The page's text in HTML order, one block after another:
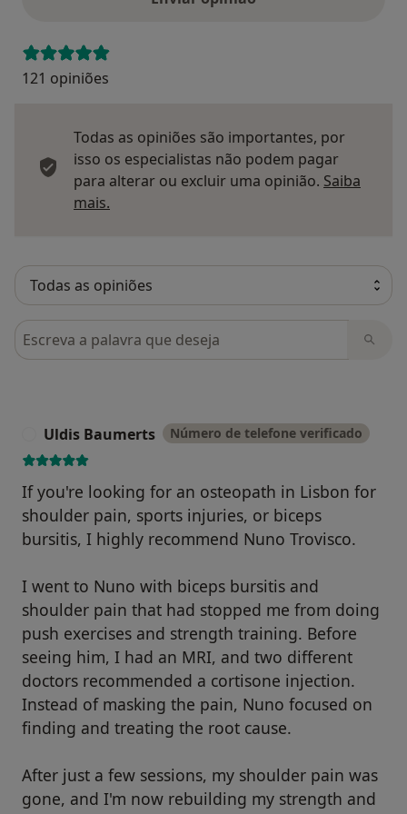
121 opiniões
Todas as opiniões são importantes, por
isso os especialistas não podem pagar
para alterar ou excluir uma opinião. Saiba
mais.
Pesquisar em opiniões
Uldis Baumerts Número de telefone verificado
If you're looking for an osteopath in Lisbon for
shoulder pain, sports injuries, or biceps
bursitis, I highly recommend Nuno Trovisco.
I went to Nuno with biceps bursitis and
shoulder pain that had stopped me from doing
push exercises and strength training. Before
seeing him, I had an MRI, and two different
doctors recommended a cortisone injection.
Instead of masking the pain, Nuno focused on
finding and treating the root cause.
After just a few sessions, my shoulder pain was
gone, and I'm now rebuilding my strength and